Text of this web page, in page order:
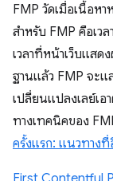
FMP วัดเมื่อเนื้อห
สำหรับ FMP คือเว
เวลาที่หน้าเว็บแส
ฐานแล้ว FMP จะแ
เปลี่ยนแปลงเลย์เ
ทางเทคนิคของ
ครั้งแรก: แนวทางที่